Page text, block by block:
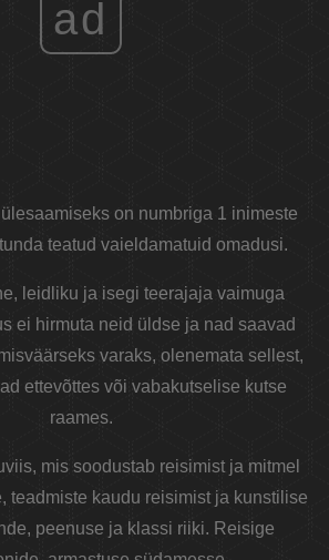
ad
on numbriga 1 inimeste
teatud vaieldamatuid omadusi.
leidliku ja isegi teerajaja vaimuga
ei hirmuta neid üldse ja nad saavad
varaks, olenemata sellest,
ettevõttes või vabakutselise kutse
raames.
mis soodustab reisimist ja mitmel
teadmiste kaudu reisimist ja kunstilise
peenuse ja klassi riiki. Reisige